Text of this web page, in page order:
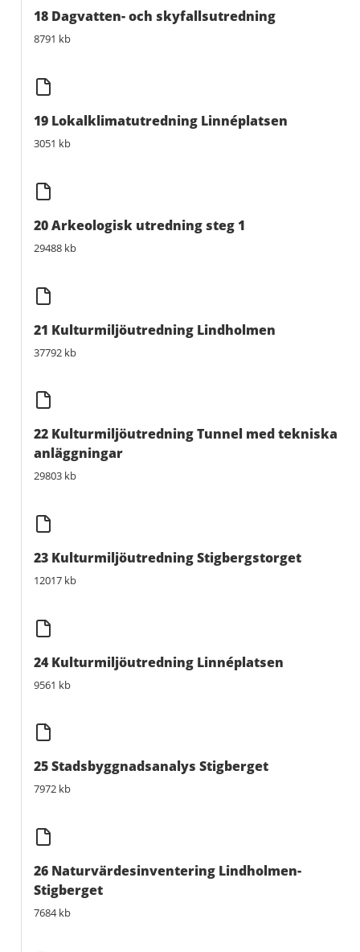
18 Dagvatten- och skyfallsutredning
8791 kb
19 Lokalklimatutredning Linnéplatsen
3051 kb
20 Arkeologisk utredning steg 1
29488 kb
21 Kulturmiljöutredning Lindholmen
37792 kb
22 Kulturmiljöutredning Tunnel med tekniska
anläggningar
29803 kb
23 Kulturmiljöutredning Stigbergstorget
12017 kb
24 Kulturmiljöutredning Linnéplatsen
9561 kb
25 Stadsbyggnadsanalys Stigberget
7972 kb
26 Naturvärdesinventering Lindholmen-
Stigberget
7684 kb